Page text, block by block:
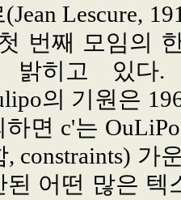
Lescure,
번째 모임의
히고 있다.
의 기원은
면 c'는
constraints) 가
된 어떤 많은 텍